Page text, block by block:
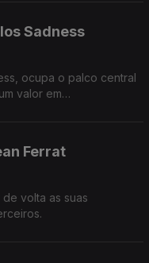
Sadness
ocupa o palco central
valor em
Ferrat
volta as suas